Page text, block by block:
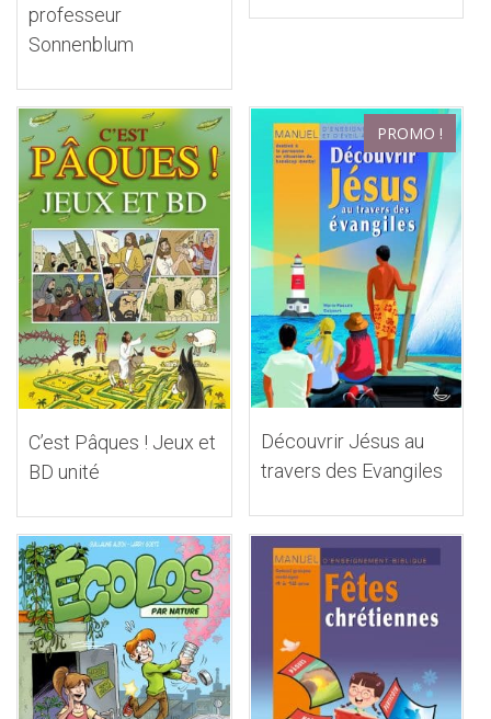
professeur
Sonnenblum
C’est Pâques ! Jeux et
BD unité
PROMO !
Découvrir Jésus au
travers des Evangiles